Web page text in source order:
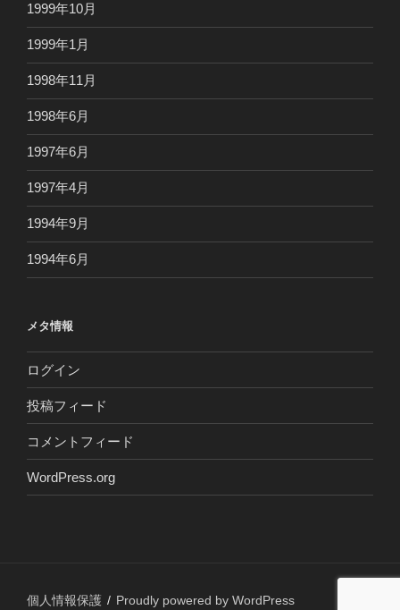
1999年10月
1999年1月
1998年11月
1998年6月
1997年6月
1997年4月
1994年9月
1994年6月
メタ情報
ログイン
投稿フィード
コメントフィード
WordPress.org
個人情報保護 Proudly powered by WordPress